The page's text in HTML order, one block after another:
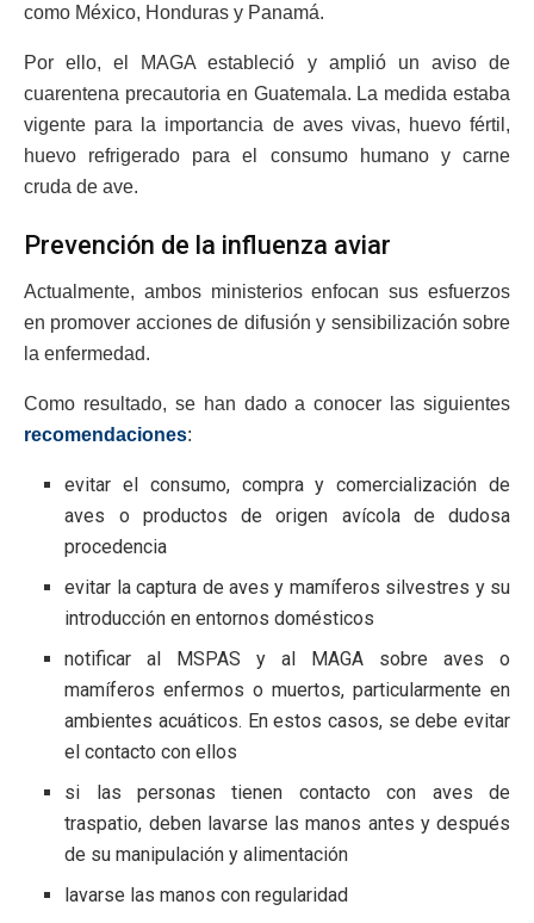
como México, Honduras y Panamá.
Por ello, el MAGA estableció y amplió un aviso de
cuarentena precautoria en Guatemala. La medida estaba
vigente para la importancia de aves vivas, huevo fértil,
huevo refrigerado para el consumo humano y carne
cruda de ave.
Prevención de la influenza aviar
Actualmente, ambos ministerios enfocan sus esfuerzos
en promover acciones de difusión y sensibilización sobre
la enfermedad.
Como resultado, se han dado a conocer las siguientes
recomendaciones:
evitar el consumo, compra y comercialización de
aves o productos de origen avícola de dudosa
procedencia
evitar la captura de aves y mamíferos silvestres y su
introducción en entornos domésticos
notificar al MSPAS y al MAGA sobre aves o
mamíferos enfermos o muertos, particularmente en
ambientes acuáticos. En estos casos, se debe evitar
el contacto con ellos
si las personas tienen contacto con aves de
traspatio, deben lavarse las manos antes y después
de su manipulación y alimentación
lavarse las manos con regularidad